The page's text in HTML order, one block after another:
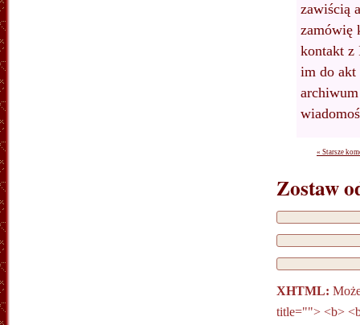
zawiścią
zamówię
kontakt z
im do akt
« Starsze
Zostaw
XHTML:
title=""> <b>